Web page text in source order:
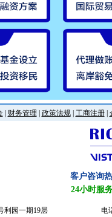
| 财务管理 政策法规| 工商注册|
客户咨询
24小时服
利园一期19层
电